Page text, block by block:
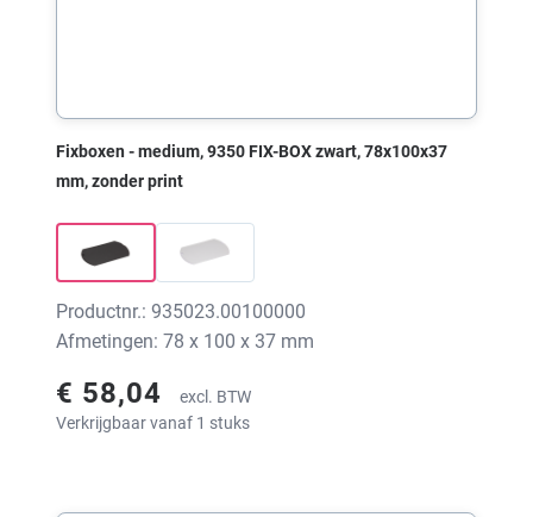
Fixboxen - medium, 9350 FIX-BOX zwart, 78x100x37
mm, zonder print
Productnr.: 935023.00100000
Afmetingen: 78 x 100 x 37 mm
€ 58,04
excl. BTW
Verkrijgbaar vanaf 1 stuks